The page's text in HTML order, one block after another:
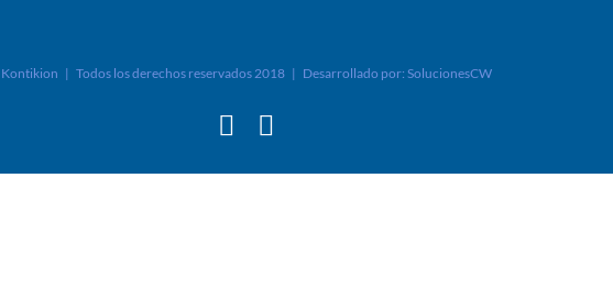
Kontikion | Todos los derechos reservados 2018 | Desarrollado por: SolucionesCW
Facebook